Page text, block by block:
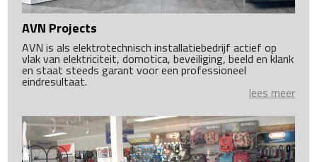
AVN Projects
AVN is als elektrotechnisch installatiebedrijf actief op
vlak van elektriciteit, domotica, beveiliging, beeld en klank
en staat steeds garant voor een professioneel
eindresultaat.
lees meer